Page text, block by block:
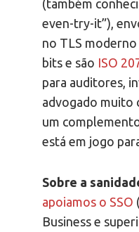
(também
even-try-it”),
no TLS moderno
bits e são ISO
para auditores,
advogado muito
um
está em jogo
Sobre a
apoiamos o SSO
Business e